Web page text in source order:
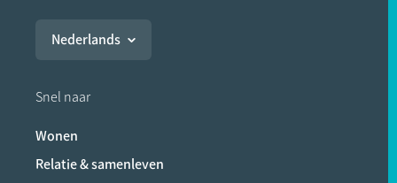
Nederlands
Snel naar
Wonen
Relatie & samenleven